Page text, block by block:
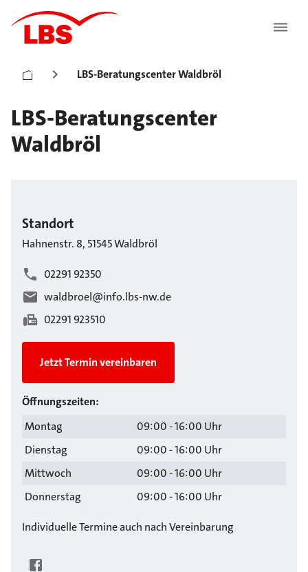
LBS-Beratungscenter Waldbröl
LBS-Beratungscenter
Waldbröl
Standort
Hahnenstr. 8, 51545Waldbröl
02291 92350
waldbroel@info.lbs-nw.de
02291 923510
Jetzt Termin vereinbaren
Öffnungszeiten:
Montag
09:00 - 16:00 Uhr
Dienstag
09:00 - 16:00 Uhr
Mittwoch
09:00 - 16:00 Uhr
Donnerstag
09:00 - 16:00 Uhr
Individuelle Termine auch nach Vereinbarung